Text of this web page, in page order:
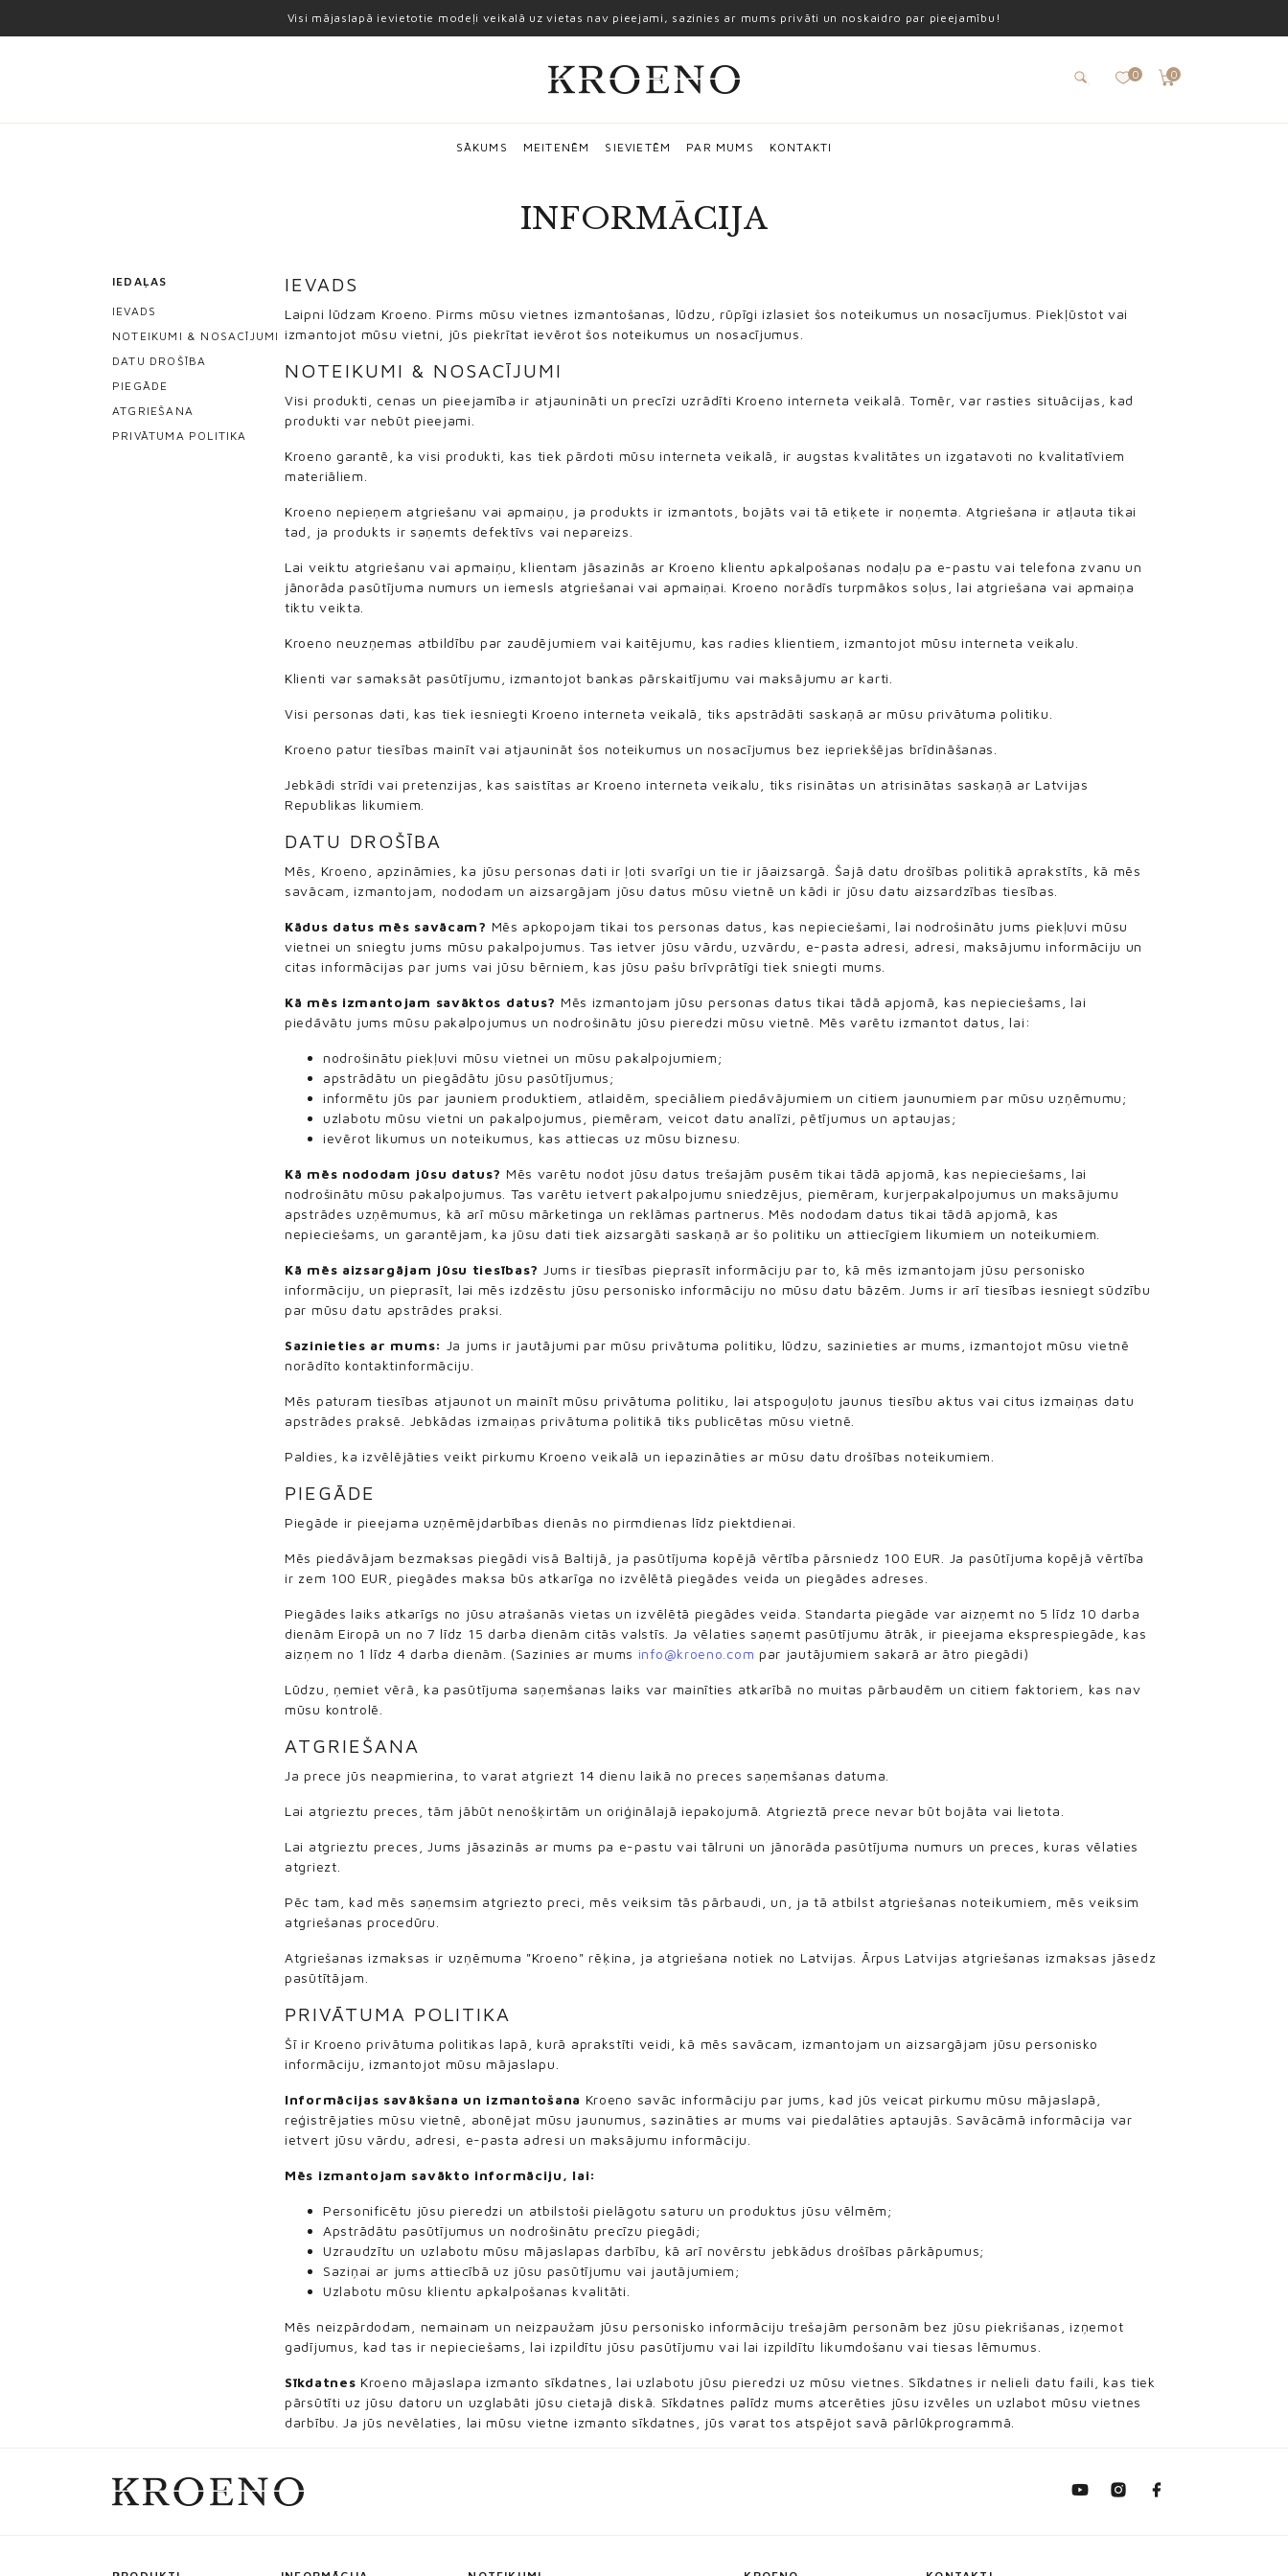
Visi mājaslapā ievietotie modeļi veikalā uz vietas nav pieejami, sazinies ar mums privāti un noskaidro par pieejamību!
0 0
SĀKUMS MEITENĒM SIEVIETĒM PAR MUMS KONTAKTI
INFORMĀCIJA
IEDAĻAS
IEVADS
NOTEIKUMI & NOSACĪJUMI
DATU DROŠĪBA
PIEGĀDE
ATGRIEŠANA
PRIVĀTUMA POLITIKA
IEVADS
Laipni lūdzam Kroeno. Pirms mūsu vietnes izmantošanas, lūdzu, rūpīgi izlasiet šos noteikumus un nosacījumus. Piekļūstot vai
izmantojot mūsu vietni, jūs piekrītat ievērot šos noteikumus un nosacījumus.
NOTEIKUMI & NOSACĪJUMI
Visi produkti, cenas un pieejamība ir atjaunināti un precīzi uzrādīti Kroeno interneta veikalā. Tomēr, var rasties situācijas, kad
produkti var nebūt pieejami.
Kroeno garantē, ka visi produkti, kas tiek pārdoti mūsu interneta veikalā, ir augstas kvalitātes un izgatavoti no kvalitatīviem
materiāliem.
Kroeno nepieņem atgriešanu vai apmaiņu, ja produkts ir izmantots, bojāts vai tā etiķete ir noņemta. Atgriešana ir atļauta tikai
tad, ja produkts ir saņemts defektīvs vai nepareizs.
Lai veiktu atgriešanu vai apmaiņu, klientam jāsazinās ar Kroeno klientu apkalpošanas nodaļu pa e-pastu vai telefona zvanu un
jānorāda pasūtījuma numurs un iemesls atgriešanai vai apmaiņai. Kroeno norādīs turpmākos soļus, lai atgriešana vai apmaiņa
tiktu veikta.
Kroeno neuzņemas atbildību par zaudējumiem vai kaitējumu, kas radies klientiem, izmantojot mūsu interneta veikalu.
Klienti var samaksāt pasūtījumu, izmantojot bankas pārskaitījumu vai maksājumu ar karti.
Visi personas dati, kas tiek iesniegti Kroeno interneta veikalā, tiks apstrādāti saskaņā ar mūsu privātuma politiku.
Kroeno patur tiesības mainīt vai atjaunināt šos noteikumus un nosacījumus bez iepriekšējas brīdināšanas.
Jebkādi strīdi vai pretenzijas, kas saistītas ar Kroeno interneta veikalu, tiks risinātas un atrisinātas saskaņā ar Latvijas
Republikas likumiem.
DATU DROŠĪBA
Mēs, Kroeno, apzināmies, ka jūsu personas dati ir ļoti svarīgi un tie ir jāaizsargā. Šajā datu drošības politikā aprakstīts, kā mēs
savācam, izmantojam, nododam un aizsargājam jūsu datus mūsu vietnē un kādi ir jūsu datu aizsardzības tiesības.
Kādus datus mēs savācam? Mēs apkopojam tikai tos personas datus, kas nepieciešami, lai nodrošinātu jums piekļuvi mūsu
vietnei un sniegtu jums mūsu pakalpojumus. Tas ietver jūsu vārdu, uzvārdu, e-pasta adresi, adresi, maksājumu informāciju un
citas informācijas par jums vai jūsu bērniem, kas jūsu pašu brīvprātīgi tiek sniegti mums.
Kā mēs izmantojam savāktos datus? Mēs izmantojam jūsu personas datus tikai tādā apjomā, kas nepieciešams, lai
piedāvātu jums mūsu pakalpojumus un nodrošinātu jūsu pieredzi mūsu vietnē. Mēs varētu izmantot datus, lai:
nodrošinātu piekļuvi mūsu vietnei un mūsu pakalpojumiem;
apstrādātu un piegādātu jūsu pasūtījumus;
informētu jūs par jauniem produktiem, atlaidēm, speciāliem piedāvājumiem un citiem jaunumiem par mūsu uzņēmumu;
uzlabotu mūsu vietni un pakalpojumus, piemēram, veicot datu analīzi, pētījumus un aptaujas;
ievērot likumus un noteikumus, kas attiecas uz mūsu biznesu.
Kā mēs nododam jūsu datus? Mēs varētu nodot jūsu datus trešajām pusēm tikai tādā apjomā, kas nepieciešams, lai
nodrošinātu mūsu pakalpojumus. Tas varētu ietvert pakalpojumu sniedzējus, piemēram, kurjerpakalpojumus un maksājumu
apstrādes uzņēmumus, kā arī mūsu mārketinga un reklāmas partnerus. Mēs nododam datus tikai tādā apjomā, kas
nepieciešams, un garantējam, ka jūsu dati tiek aizsargāti saskaņā ar šo politiku un attiecīgiem likumiem un noteikumiem.
Kā mēs aizsargājam jūsu tiesības? Jums ir tiesības pieprasīt informāciju par to, kā mēs izmantojam jūsu personisko
informāciju, un pieprasīt, lai mēs izdzēstu jūsu personisko informāciju no mūsu datu bāzēm. Jums ir arī tiesības iesniegt sūdzību
par mūsu datu apstrādes praksi.
Sazinieties ar mums: Ja jums ir jautājumi par mūsu privātuma politiku, lūdzu, sazinieties ar mums, izmantojot mūsu vietnē
norādīto kontaktinformāciju.
Mēs paturam tiesības atjaunot un mainīt mūsu privātuma politiku, lai atspoguļotu jaunus tiesību aktus vai citus izmaiņas datu
apstrādes praksē. Jebkādas izmaiņas privātuma politikā tiks publicētas mūsu vietnē.
Paldies, ka izvēlējāties veikt pirkumu Kroeno veikalā un iepazināties ar mūsu datu drošības noteikumiem.
PIEGĀDE
Piegāde ir pieejama uzņēmējdarbības dienās no pirmdienas līdz piektdienai.
Mēs piedāvājam bezmaksas piegādi visā Baltijā, ja pasūtījuma kopējā vērtība pārsniedz 100 EUR. Ja pasūtījuma kopējā vērtība
ir zem 100 EUR, piegādes maksa būs atkarīga no izvēlētā piegādes veida un piegādes adreses.
Piegādes laiks atkarīgs no jūsu atrašanās vietas un izvēlētā piegādes veida. Standarta piegāde var aizņemt no 5 līdz 10 darba
dienām Eiropā un no 7 līdz 15 darba dienām citās valstīs. Ja vēlaties saņemt pasūtījumu ātrāk, ir pieejama eksprespiegāde, kas
aizņem no 1 līdz 4 darba dienām. (Sazinies ar mums info@kroeno.com par jautājumiem sakarā ar ātro piegādi)
Lūdzu, ņemiet vērā, ka pasūtījuma saņemšanas laiks var mainīties atkarībā no muitas pārbaudēm un citiem faktoriem, kas nav
mūsu kontrolē.
ATGRIEŠANA
Ja prece jūs neapmierina, to varat atgriezt 14 dienu laikā no preces saņemšanas datuma.
Lai atgrieztu preces, tām jābūt nenošķirtām un oriģinālajā iepakojumā. Atgrieztā prece nevar būt bojāta vai lietota.
Lai atgrieztu preces, Jums jāsazinās ar mums pa e-pastu vai tālruni un jānorāda pasūtījuma numurs un preces, kuras vēlaties
atgriezt.
Pēc tam, kad mēs saņemsim atgriezto preci, mēs veiksim tās pārbaudi, un, ja tā atbilst atgriešanas noteikumiem, mēs veiksim
atgriešanas procedūru.
Atgriešanas izmaksas ir uzņēmuma "Kroeno" rēķina, ja atgriešana notiek no Latvijas. Ārpus Latvijas atgriešanas izmaksas jāsedz
pasūtītājam.
PRIVĀTUMA POLITIKA
Šī ir Kroeno privātuma politikas lapā, kurā aprakstīti veidi, kā mēs savācam, izmantojam un aizsargājam jūsu personisko
informāciju, izmantojot mūsu mājaslapu.
Informācijas savākšana un izmantošana Kroeno savāc informāciju par jums, kad jūs veicat pirkumu mūsu mājaslapā,
reģistrējaties mūsu vietnē, abonējat mūsu jaunumus, sazināties ar mums vai piedalāties aptaujās. Savācāmā informācija var
ietvert jūsu vārdu, adresi, e-pasta adresi un maksājumu informāciju.
Mēs izmantojam savākto informāciju, lai:
Personificētu jūsu pieredzi un atbilstoši pielāgotu saturu un produktus jūsu vēlmēm;
Apstrādātu pasūtījumus un nodrošinātu precīzu piegādi;
Uzraudzītu un uzlabotu mūsu mājaslapas darbību, kā arī novērstu jebkādus drošības pārkāpumus;
Saziņai ar jums attiecībā uz jūsu pasūtījumu vai jautājumiem;
Uzlabotu mūsu klientu apkalpošanas kvalitāti.
Mēs neizpārdodam, nemainam un neizpaužam jūsu personisko informāciju trešajām personām bez jūsu piekrišanas, izņemot
gadījumus, kad tas ir nepieciešams, lai izpildītu jūsu pasūtījumu vai lai izpildītu likumdošanu vai tiesas lēmumus.
Sīkdatnes Kroeno mājaslapa izmanto sīkdatnes, lai uzlabotu jūsu pieredzi uz mūsu vietnes. Sīkdatnes ir nelieli datu faili, kas tiek
pārsūtīti uz jūsu datoru un uzglabāti jūsu cietajā diskā. Sīkdatnes palīdz mums atcerēties jūsu izvēles un uzlabot mūsu vietnes
darbību. Ja jūs nevēlaties, lai mūsu vietne izmanto sīkdatnes, jūs varat tos atspējot savā pārlūkprogrammā.